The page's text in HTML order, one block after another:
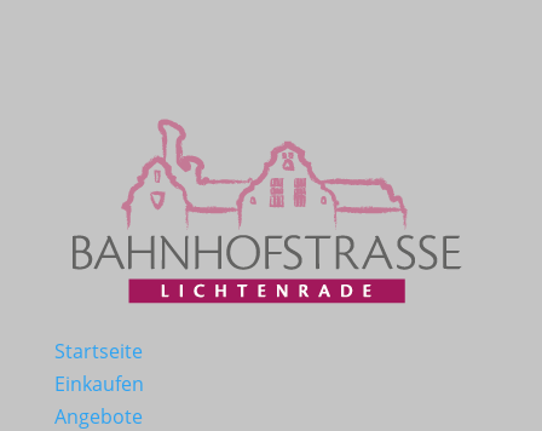
Startseite
Einkaufen
Angebote